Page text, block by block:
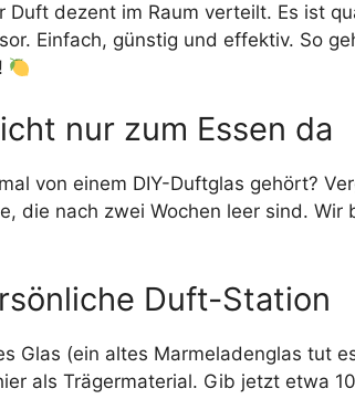
Duft dezent im Raum verteilt. Es ist
Einfach, günstig und effektiv. So
nur zum Essen da
von einem DIY-Duftglas gehört?
die nach zwei Wochen leer sind.
Duft-Station
Glas (ein altes Marmeladenglas tut
als Trägermaterial. Gib jetzt etwa